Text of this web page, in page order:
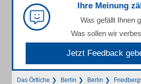
Ihre Meinung
Was gefällt Ihnen
Was sollen wir
Jetzt Feedback
Das Örtliche Berlin Berlin